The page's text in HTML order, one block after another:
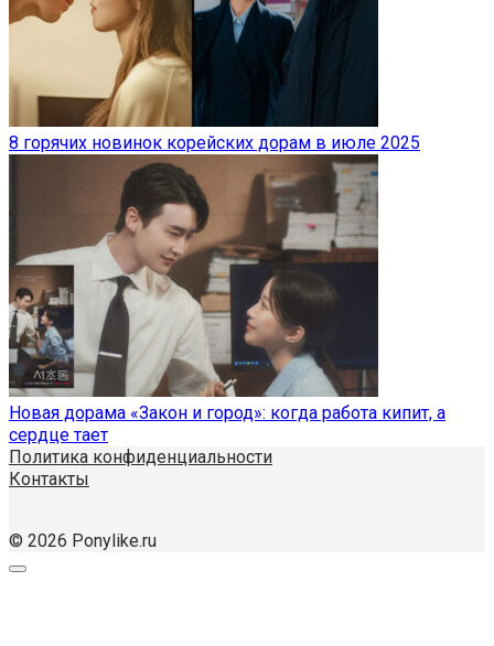
8 горячих новинок корейских дорам в июле 2025
Новая дорама «Закон и город»: когда работа кипит, а
сердце тает
Политика конфиденциальности
Контакты
© 2026 Ponylike.ru